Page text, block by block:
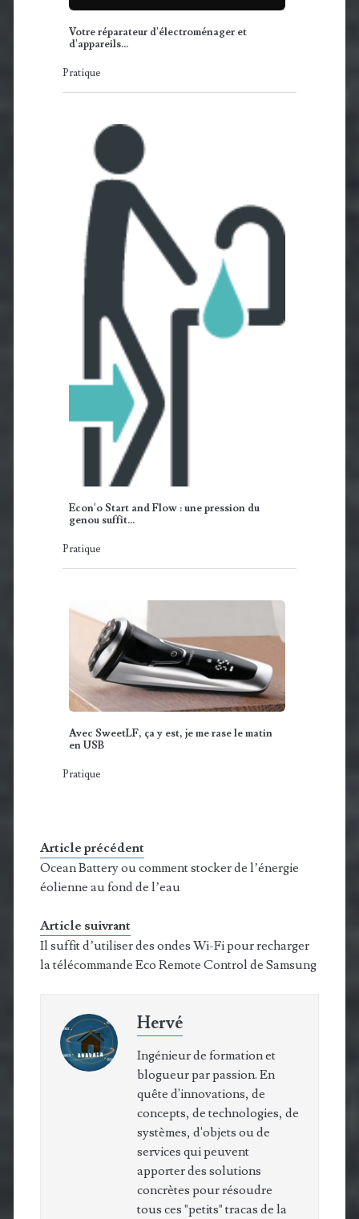
Votre réparateur d'électroménager et
d'appareils…
Pratique
Econ'o Start and Flow : une pression du
genou suffit…
Pratique
Avec SweetLF, ça y est, je me rase le matin
en USB
Pratique
Article précédent
Ocean Battery ou comment stocker de l’énergie
éolienne au fond de l’eau
Article suivrant
Il suffit d’utiliser des ondes Wi-Fi pour recharger
la télécommande Eco Remote Control de Samsung
Hervé
Ingénieur de formation et
blogueur par passion. En
quête d'innovations, de
concepts, de technologies, de
systèmes, d'objets ou de
services qui peuvent
apporter des solutions
concrètes pour résoudre
tous ces "petits" tracas de la